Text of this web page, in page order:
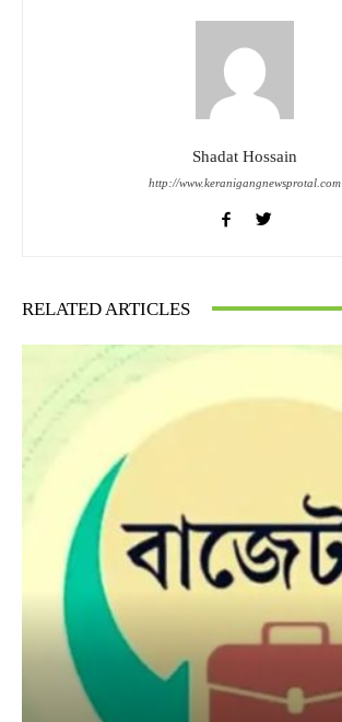
Shadat Hossain
http://www.keranigangnewsprotal.com
RELATED ARTICLES